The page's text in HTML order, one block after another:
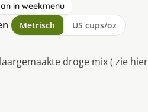
in weekmenu
Metrisch US cups/oz
droge mix ( zie hier